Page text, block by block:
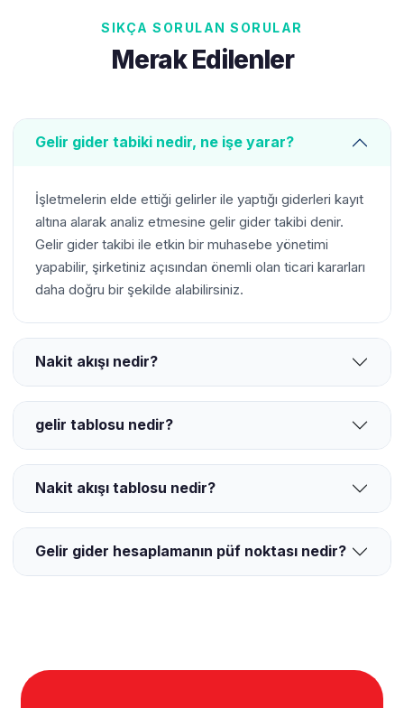
SIKÇA SORULAN SORULAR
Merak Edilenler
Gelir gider tabiki nedir, ne işe yarar?
İşletmelerin elde ettiği gelirler ile yaptığı giderleri kayıt
altına alarak analiz etmesine gelir gider takibi denir.
Gelir gider takibi ile etkin bir muhasebe yönetimi
yapabilir, şirketiniz açısından önemli olan ticari kararları
daha doğru bir şekilde alabilirsiniz.
Nakit akışı nedir?
gelir tablosu nedir?
Nakit akışı tablosu nedir?
Gelir gider hesaplamanın püf noktası nedir?